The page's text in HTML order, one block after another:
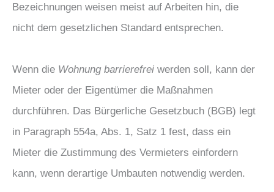
Bezeichnungen weisen meist auf Arbeiten hin, die
nicht dem gesetzlichen Standard entsprechen.
Wenn die Wohnung barrierefrei werden soll, kann der
Mieter oder der Eigentümer die Maßnahmen
durchführen. Das Bürgerliche Gesetzbuch (BGB) legt
in Paragraph 554a, Abs. 1, Satz 1 fest, dass ein
Mieter die Zustimmung des Vermieters einfordern
kann, wenn derartige Umbauten notwendig werden.